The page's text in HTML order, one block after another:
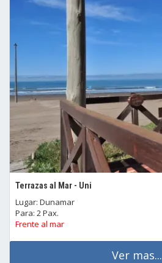
Terrazas al Mar - Uni
Lugar: Dunamar
Para: 2 Pax.
Frente al mar
Ver mas...